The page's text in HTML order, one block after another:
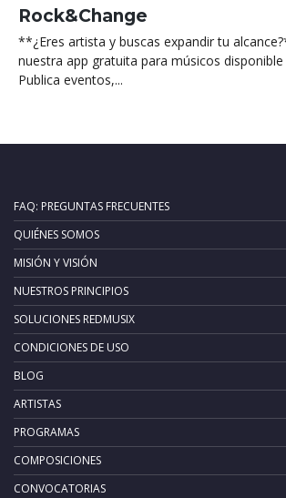
Rock&Change
**¿Eres artista y buscas expandir tu
nuestra app gratuita para músicos disponible
Publica eventos,...
FAQ: PREGUNTAS FRECUENTES
QUIÉNES SOMOS
MISIÓN Y VISIÓN
NUESTROS PRINCIPIOS
SOLUCIONES REDMUSIX
CONDICIONES DE USO
BLOG
ARTISTAS
PROGRAMAS
COMPOSICIONES
CONVOCATORIAS